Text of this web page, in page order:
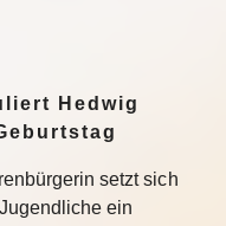
Hedwig
setzt sich
ein